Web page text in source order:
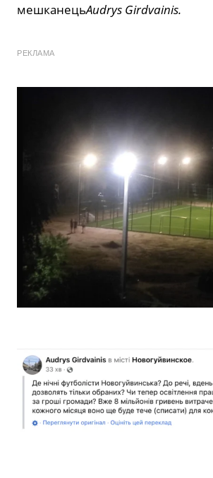
мешканецьAudrys Girdvainis.
РЕКЛАМА